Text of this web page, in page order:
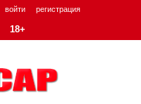
войти регистрация
18+